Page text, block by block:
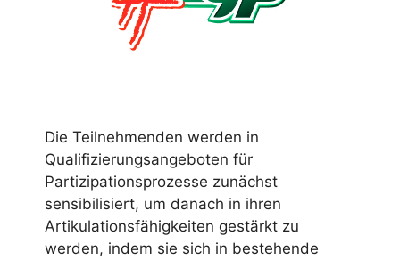
Die Teilnehmenden werden in
Qualifizierungsangeboten für
Partizipationsprozesse zunächst
sensibilisiert, um danach in ihren
Artikulationsfähigkeiten gestärkt zu
werden, indem sie sich in bestehende